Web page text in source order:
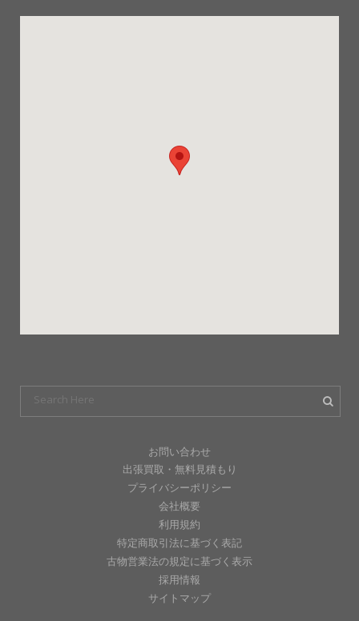
お問い合わせ
出張買取・無料見積もり
プライバシーポリシー
会社概要
利用規約
特定商取引法に基づく表記
古物営業法の規定に基づく表示
採用情報
サイトマップ